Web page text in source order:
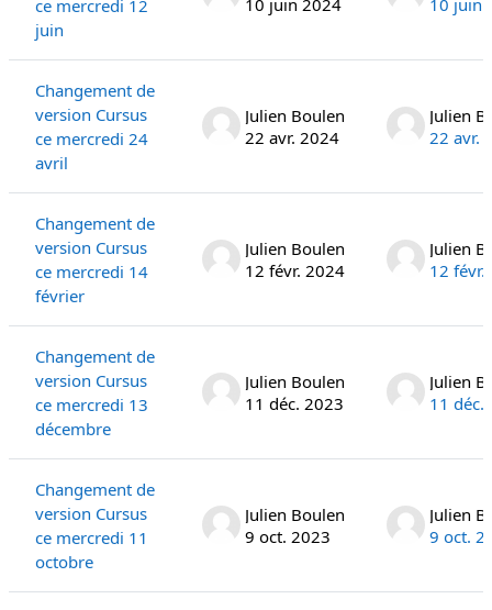
ce mercredi 12
juin
10 juin 2024 10 juin
Changement de
version Cursus
ce mercredi 24
avril
Julien Boulen
22 avr. 2024
Julien
22 avr.
Changement de
version Cursus
ce mercredi 14
février
Julien Boulen
12 févr. 2024
Julien
12 févr.
Changement de
version Cursus
ce mercredi 13
décembre
Julien Boulen
11 déc. 2023
Julien
11 déc.
Changement de
version Cursus
ce mercredi 11
octobre
Julien Boulen
9 oct. 2023
Julien
9 oct.